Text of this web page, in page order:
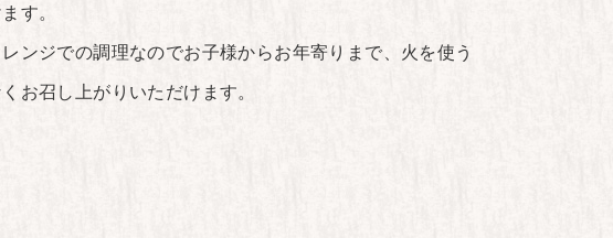
す。
レンジでの調理なのでお子様からお年寄りまで、火を使う
お召し上がりいただけます。